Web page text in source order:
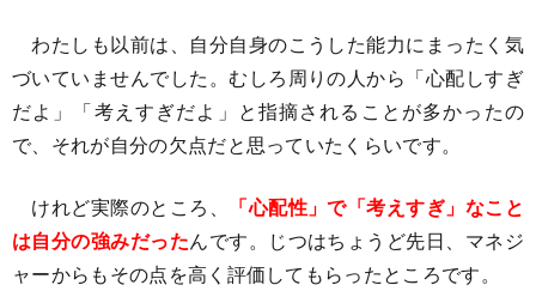
わたしも以前は、自分自身のこうした能力にまったく気
づいていませんでした。むしろ周りの人から「心配しすぎ
だよ」「考えすぎだよ」と指摘されることが多かったの
で、それが自分の欠点だと思っていたくらいです。
けれど実際のところ、
「心配性」で「考えすぎ」なこと
は自分の強みだったんです。じつはちょうど先日、マネジ
ャーからもその点を高く評価してもらったところです。